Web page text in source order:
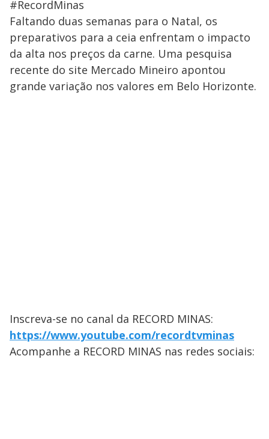
#RecordMinas
Faltando duas semanas para o Natal, os
preparativos para a ceia enfrentam o impacto
da alta nos preços da carne. Uma pesquisa
recente do site Mercado Mineiro apontou
grande variação nos valores em Belo Horizonte.
Inscreva-se no canal da RECORD MINAS:
https://www.youtube.com/recordtvminas
Acompanhe a RECORD MINAS nas redes sociais: